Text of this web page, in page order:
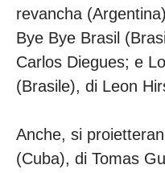
revancha
Bye Bye Brasil
Carlos Diegues; e
(Brasile), di Leon
Anche, si
(Cuba), di Tomas